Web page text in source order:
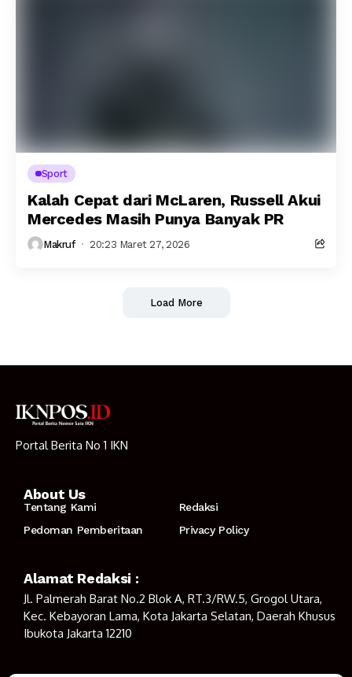
Sport
Kalah Cepat dari McLaren, Russell Akui
Mercedes Masih Punya Banyak PR
Makruf 20:23 Maret 27, 2026
Load More
Portal Berita No 1 IKN
About Us
Tentang Kami
Redaksi
Pedoman Pemberitaan
Privacy Policy
Alamat Redaksi :
Jl. Palmerah Barat No.2 Blok A, RT.3/RW.5, Grogol Utara,
Kec. Kebayoran Lama, Kota Jakarta Selatan, Daerah Khusus
Ibukota Jakarta 12210